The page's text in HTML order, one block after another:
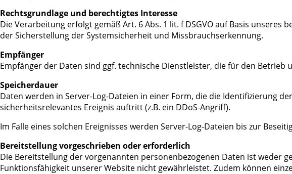
Rechtsgrundlage und berechtigtes Interesse
Die Verarbeitung erfolgt gemäß Art. 6 Abs. 1 lit. f DSGVO auf Basis
der Sicherstellung der Systemsicherheit und Missbrauchserkennung.
Empfänger
Empfänger der Daten sind ggf. technische Dienstleister, die für den
Speicherdauer
Daten werden in Server-Log-Dateien in einer Form, die die Identifizierung
sicherheitsrelevantes Ereignis auftritt (z.B. ein DDoS-Angriff).
Im Falle eines solchen Ereignisses werden Server-Log-Dateien bis zur
Bereitstellung vorgeschrieben oder erforderlich
Die Bereitstellung der vorgenannten personenbezogenen Daten ist weder
Funktionsfähigkeit unserer Website nicht gewährleistet. Zudem können